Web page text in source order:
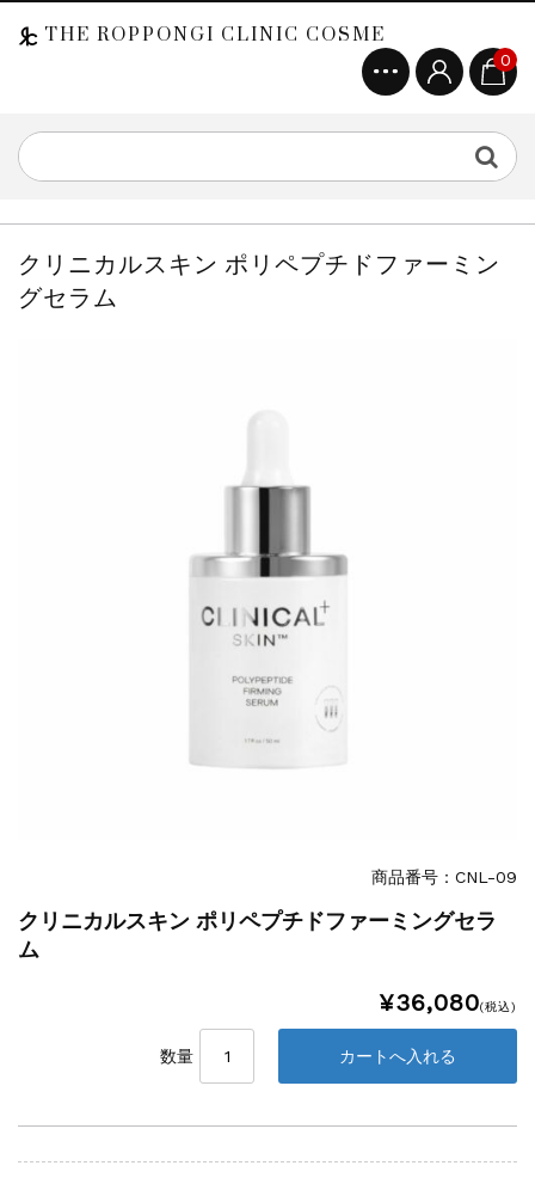
THE ROPPONGI CLINIC COSME
0
クリニカルスキン ポリペプチドファーミン
グセラム
商品番号：CNL-09
クリニカルスキン ポリペプチドファーミングセラ
ム
¥36,080(税込)
数量